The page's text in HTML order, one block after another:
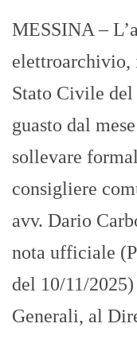
MESSINA –
Stato Civile del
guasto dal
sollevare
consigliere
avv. Dario
nota ufficiale
del 10/11/
Generali, al